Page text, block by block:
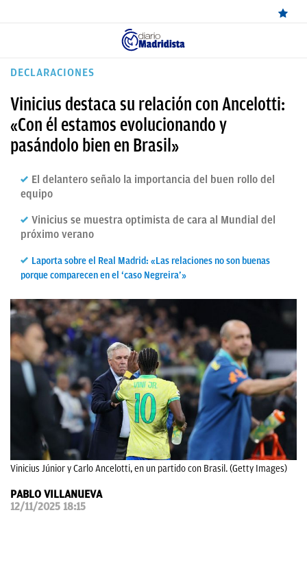
ÚLTIMAS
REAL
MADRID
CANTERA
FICHAJES
FEMENINO
PAPARAZZI
OKDIARIO
DECLARACIONES
Vinicius destaca su relación con Ancelotti:
«Con él estamos evolucionando y
pasándolo bien en Brasil»
El delantero señalo la importancia del buen rollo del
equipo
Vinicius se muestra optimista de cara al Mundial del
próximo verano
Laporta sobre el Real Madrid: «Las relaciones no son buenas
porque comparecen en el ‘caso Negreira’»
Vinicius Júnior y Carlo Ancelotti, en un partido con Brasil. (Getty Images)
PABLO VILLANUEVA
12/11/2025 18:15